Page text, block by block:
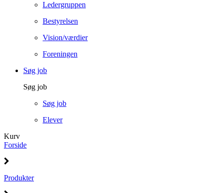
Ledergruppen
Bestyrelsen
Vision/værdier
Foreningen
Søg job
Søg job
Søg job
Elever
Kurv
Forside
Produkter